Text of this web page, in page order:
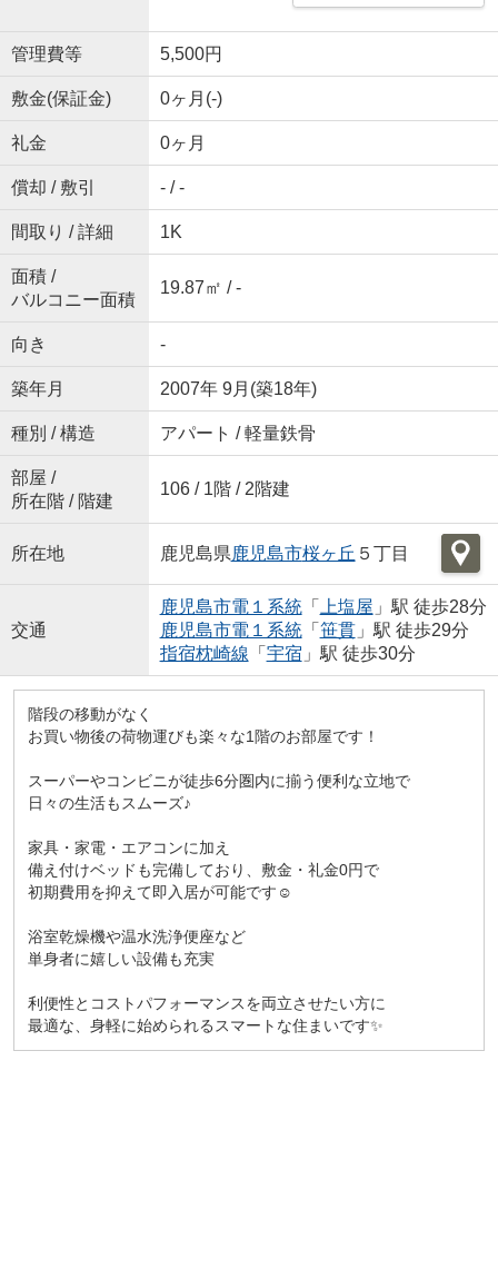
管理費等 5,500円
敷金(保証金) 0ヶ月(-)
礼金 0ヶ月
償却 / 敷引 - / -
間取り / 詳細 1K
面積 /
バルコニー面積
19.87㎡ / -
向き -
築年月 2007年 9月(築18年)
種別 / 構造 アパート / 軽量鉄骨
部屋 /
所在階 / 階建
106 / 1階 / 2階建
所在地 鹿児島県鹿児島市桜ヶ丘 ５丁目
交通
鹿児島市電１系統「 上塩屋 」駅 徒歩28分
鹿児島市電１系統「 笹貫」駅 徒歩29分
指宿枕崎線 「 宇宿 」駅 徒歩30分
階段の移動がなく
お買い物後の荷物運びも楽々な1階のお部屋です！
スーパーやコンビニが徒歩6分圏内に揃う便利な立地で
日々の生活もスムーズ♪
家具・家電・エアコンに加え
備え付けベッドも完備しており、敷金・礼金0円で
初期費用を抑えて即入居が可能です☺
浴室乾燥機や温水洗浄便座など
単身者に嬉しい設備も充実
利便性とコストパフォーマンスを両立させたい方に
最適な、身軽に始められるスマートな住まいです✨